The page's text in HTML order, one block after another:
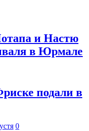
и Настю
в Юрмале
подали в
0